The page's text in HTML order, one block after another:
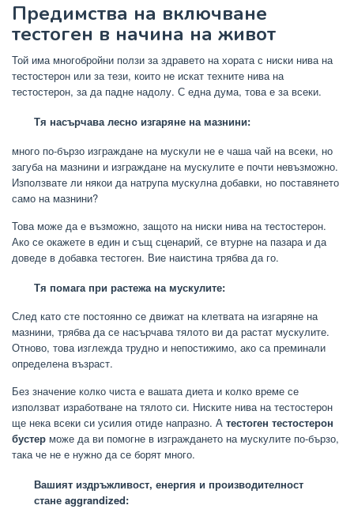
Предимства на включване
тестоген в начина на живот
Той има многобройни ползи за здравето на хората с ниски нива на
тестостерон или за тези, които не искат техните нива на
тестостерон, за да падне надолу. С една дума, това е за всеки.
Тя насърчава лесно изгаряне на мазнини:
много по-бързо изграждане на мускули не е чаша чай на всеки, но
загуба на мазнини и изграждане на мускулите е почти невъзможно.
Използвате ли някои да натрупа мускулна добавки, но поставянето
само на мазнини?
Това може да е възможно, защото на ниски нива на тестостерон.
Ако се окажете в един и същ сценарий, се втурне на пазара и да
доведе в добавка тестоген. Вие наистина трябва да го.
Тя помага при растежа на мускулите:
След като сте постоянно се движат на клетвата на изгаряне на
мазнини, трябва да се насърчава тялото ви да растат мускулите.
Отново, това изглежда трудно и непостижимо, ако са преминали
определена възраст.
Без значение колко чиста е вашата диета и колко време се
използват изработване на тялото си. Ниските нива на тестостерон
ще нека всеки си усилия отиде напразно. А тестоген тестостерон
бустер може да ви помогне в изграждането на мускулите по-бързо,
така че не е нужно да се борят много.
Вашият издръжливост, енергия и производителност
стане aggrandized: